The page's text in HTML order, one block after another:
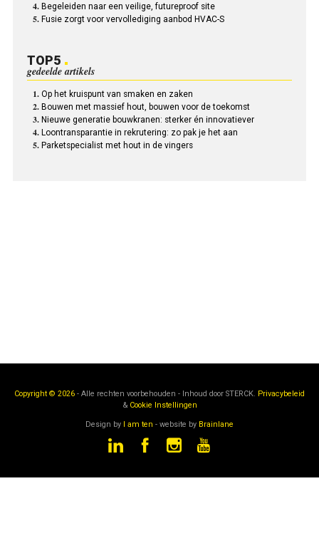
Begeleiden naar een veilige, futureproof site
Fusie zorgt voor vervollediging aanbod HVAC-S
TOP5
gedeelde artikels
Op het kruispunt van smaken en zaken
Bouwen met massief hout, bouwen voor de toekomst
Nieuwe generatie bouwkranen: sterker én innovatiever
Loontransparantie in rekrutering: zo pak je het aan
Parketspecialist met hout in de vingers
Copyright © 2026 - Alle rechten voorbehouden - Inhoud door STERCK. Privacybeleid
& Cookie Instellingen
Design by I am ten - website by Brainlane